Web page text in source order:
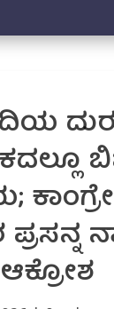
ಪ್ರಸನ್ನ
ಆಕ್ರೋಶ